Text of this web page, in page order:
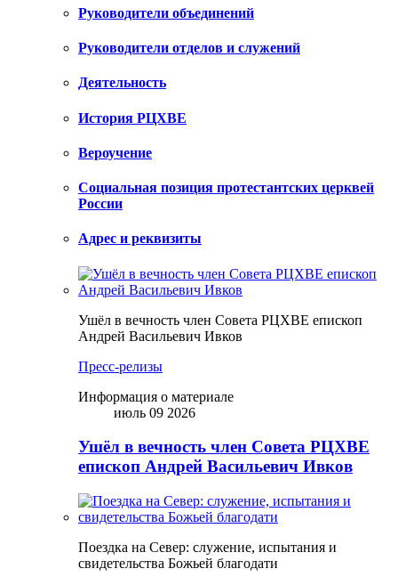
Руководители объединений
Руководители отделов и служений
Деятельность
История РЦХВЕ
Вероучение
Социальная позиция протестантских церквей
России
Адрес и реквизиты
Ушёл в вечность член Совета РЦХВЕ епископ
Андрей Васильевич Ивков
Пресс-релизы
Информация о материале
июль 09 2026
Ушёл в вечность член Совета РЦХВЕ
епископ Андрей Васильевич Ивков
Поездка на Север: служение, испытания и
свидетельства Божьей благодати